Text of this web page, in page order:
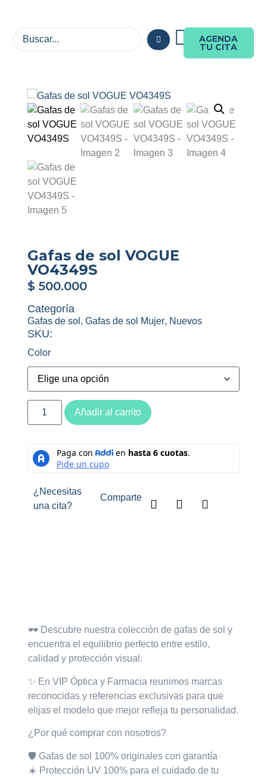
AGENDA
TU CITA
Gafas de sol VOGUE
VO4349S
$ 500.000
Categoría
Gafas de sol , Gafas de sol Mujer, Nuevos
SKU:
Color
Añadir al carrito
¿Necesitas
una cita?
Comparte
🕶️ Descubre nuestra colección de gafas de sol y
encuentra el equilibrio perfecto entre estilo,
calidad y protección visual.
✨ En VIP Óptica y Farmacia reunimos marcas
reconocidas y referencias exclusivas para que
elijas el modelo que mejor refleja tu personalidad.
¿Por qué comprar con nosotros?
🛡️ Gafas de sol 100% originales con garantía
☀️ Protección UV 100% para el cuidado de tu